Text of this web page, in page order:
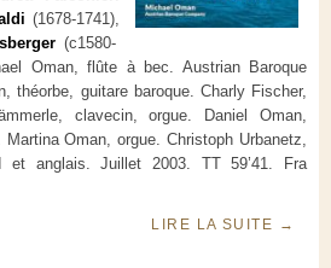
(1678-1741),
(c1580-
Oman, flûte à bec. Austrian Baroque
théorbe, guitare baroque. Charly Fischer,
clavecin, orgue. Daniel Oman,
Oman, orgue. Christoph Urbanetz,
et anglais. Juillet 2003. TT 59’41. Fra
LIRE LA SUITE →